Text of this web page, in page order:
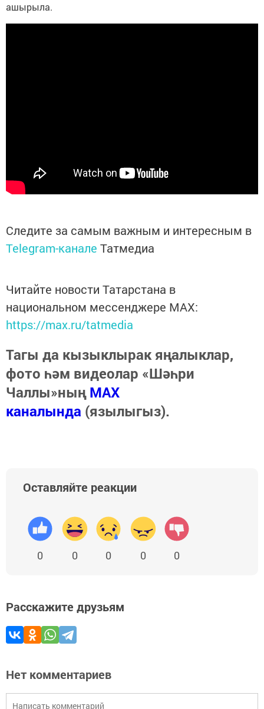
ашырыла.
Следите за самым важным и интересным в
Telegram-канале Татмедиа
Читайте новости Татарстана в
национальном мессенджере MАХ:
https://max.ru/tatmedia
Тагы да кызыклырак яңалыклар,
фото һәм видеолар «Шәһри
Чаллы»ныңMAX
каналында (язылыгыз).
Оставляйте реакции
0 0 0 0 0
Расскажите друзьям
Нет комментариев